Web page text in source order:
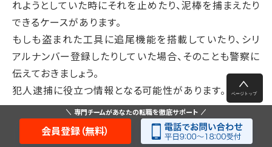
れようとしていた時にそれを止めたり、泥棒を捕まえたり
できるケースがあります。
もしも盗まれた工具に追尾機能を搭載していたり、シリ
アルナンバー登録したりしていた場合、そのことも警察に
伝えておきましょう。
犯人逮捕に役立つ情報となる可能性があります。
専門チームがあなたの転職を徹底サポート
会員登録（無料）